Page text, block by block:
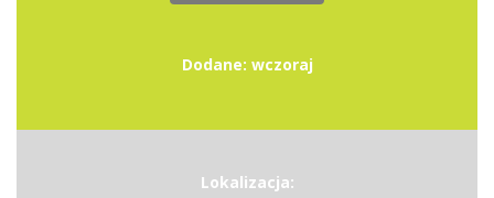
Dodane: wczoraj
Lokalizacja: